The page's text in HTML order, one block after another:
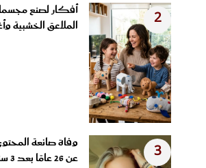
2
أفكار لصنع
الملاعق الخشبية
3
وفاة صانعة
عن 26 عامًا بعد 3 سنوات...